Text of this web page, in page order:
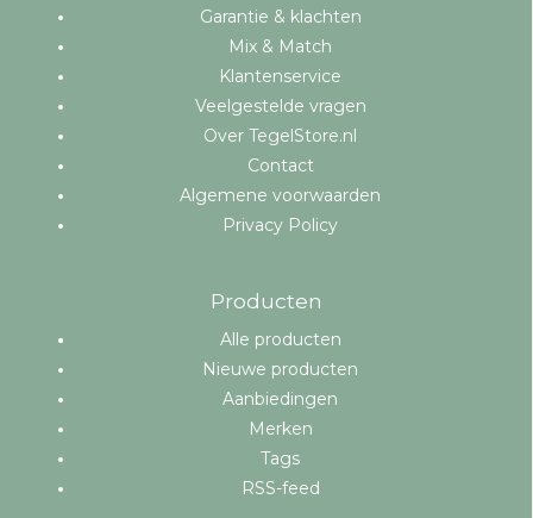
Garantie & klachten
Mix & Match
Klantenservice
Veelgestelde vragen
Over TegelStore.nl
Contact
Algemene voorwaarden
Privacy Policy
Producten
Alle producten
Nieuwe producten
Aanbiedingen
Merken
Tags
RSS-feed